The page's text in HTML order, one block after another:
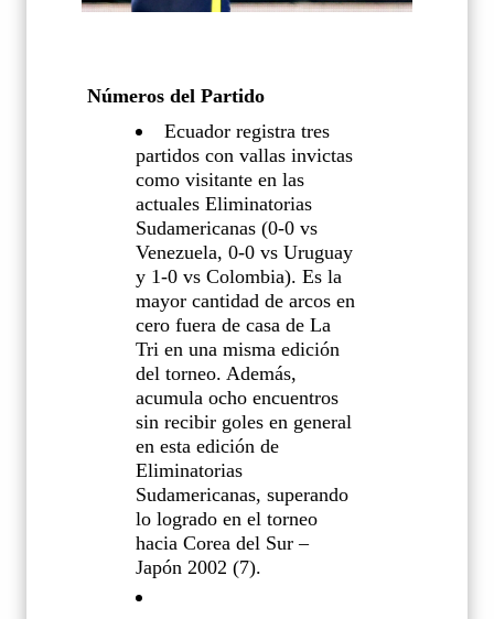
Números del Partido
Ecuador registra tres
partidos con vallas invictas
como visitante en las
actuales Eliminatorias
Sudamericanas (0-0 vs
Venezuela, 0-0 vs Uruguay
y 1-0 vs Colombia). Es la
mayor cantidad de arcos en
cero fuera de casa de La
Tri en una misma edición
del torneo. Además,
acumula ocho encuentros
sin recibir goles en general
en esta edición de
Eliminatorias
Sudamericanas, superando
lo logrado en el torneo
hacia Corea del Sur –
Japón 2002 (7).